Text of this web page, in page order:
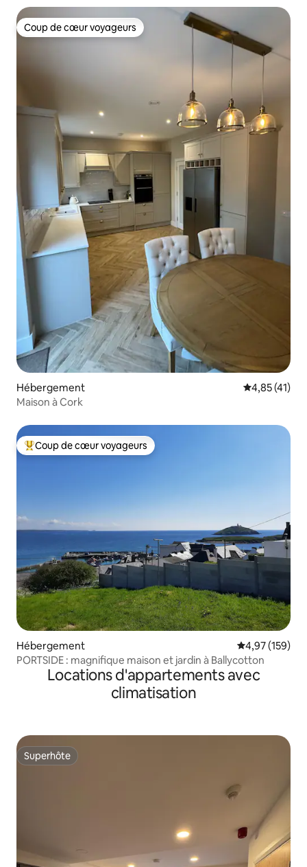
Coup de cœur voyageurs
Coup de cœur voyageurs
Hébergement Évaluation
4,85 (41)
Maison à Cork
Coups de cœur voyageurs les plus appréciés
Coup de cœur voyageurs
Hébergement Évaluation
4,97 (159)
PORTSIDE : magnifique maison et jardin à Ballycotton
Locations d'appartements avec
climatisation
Superhôte
Superhôte